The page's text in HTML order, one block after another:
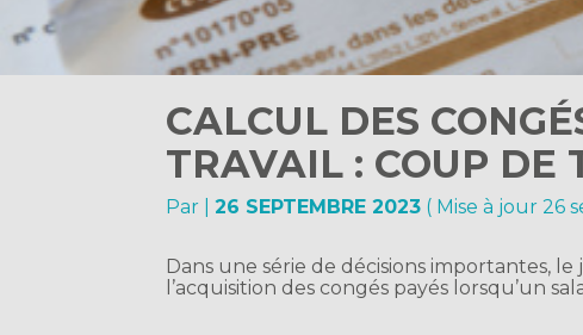
CALCUL DES
TRAVAIL : COUP DE
Par |26 SEPTEMBRE 2023 ( Mise à jour 26
Dans une série de décisions importantes,
l’acquisition des congés payés lorsqu’un